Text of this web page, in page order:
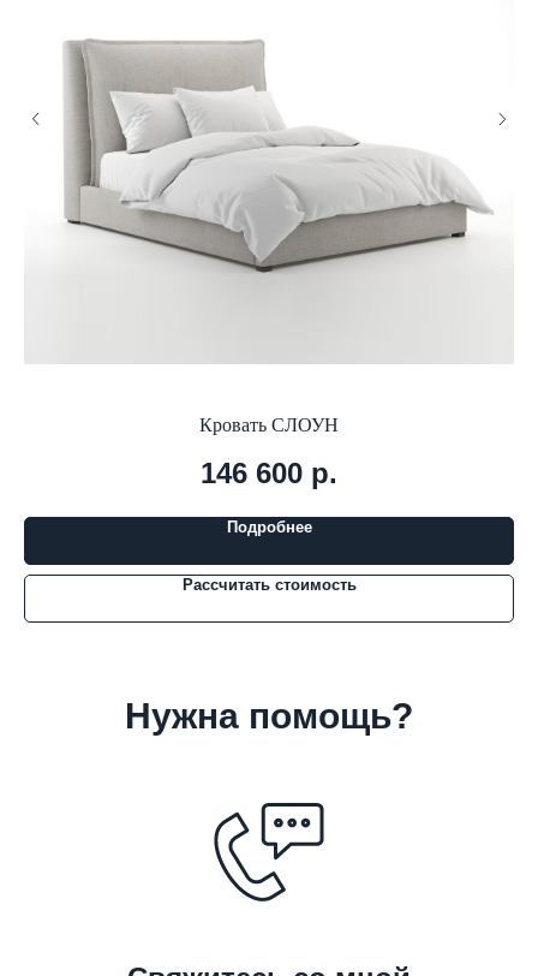
Кровать СЛОУН
146 600 р.
Подробнее
Рассчитать стоимость
Нужна помощь?